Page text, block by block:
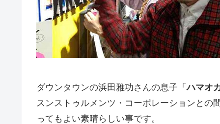
ダウンタウンの浜田雅功さんの息子「ハマオ
スンストゥルメンツ・コーポレーションとの
ってもよい素晴らしい事です。